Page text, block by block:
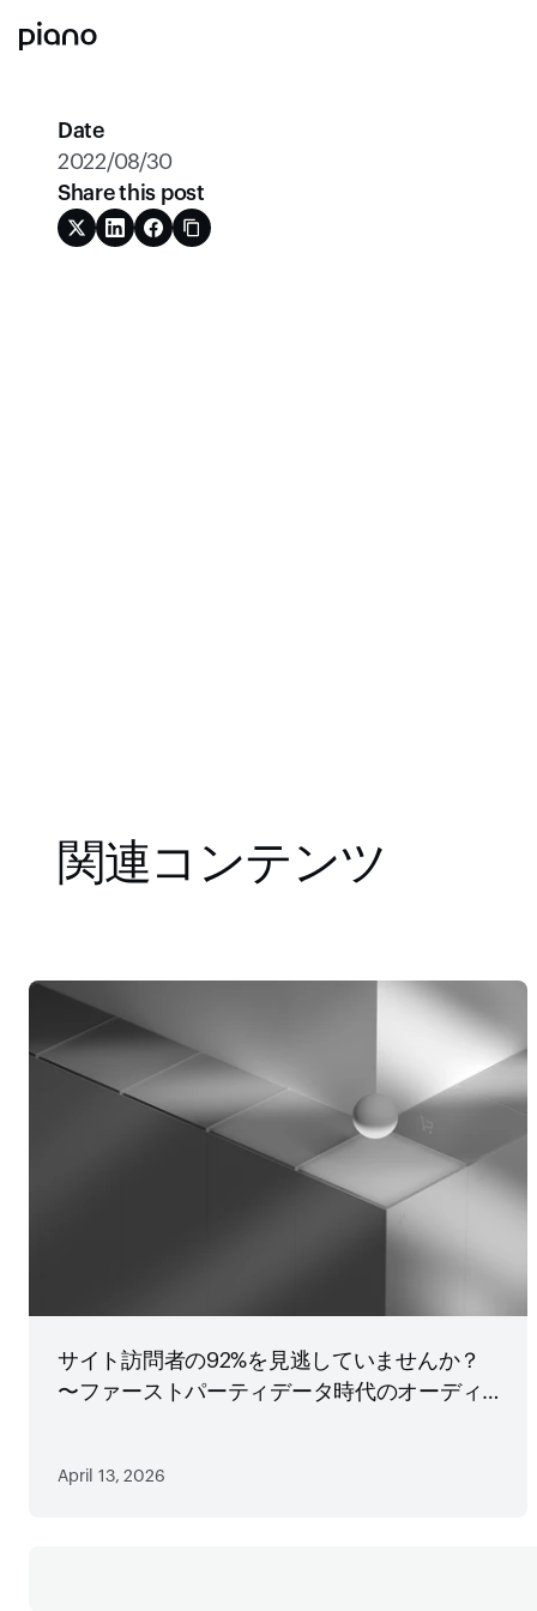
Date
2022/08/30
Share this post
関連コンテンツ
サイト訪問者の92%を見逃していませんか？
〜ファーストパーティデータ時代のオーディ
April 13, 2026